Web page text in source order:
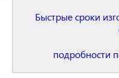
Быстрые сроки
подробности